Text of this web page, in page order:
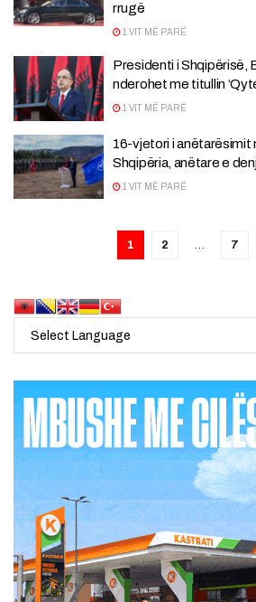
rrugë
1 VIT MË PARË
Presidenti i Shqipërisë,
nderohet me titullin
1 VIT MË PARË
16-vjetori i anëtarësimit
Shqipëria, anëtare e
1 VIT MË PARË
1 2 … 7